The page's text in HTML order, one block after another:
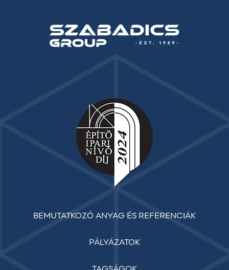
BEMUTATKOZÓ ANYAG ÉS REFERENCIÁK
PÁLYÁZATOK